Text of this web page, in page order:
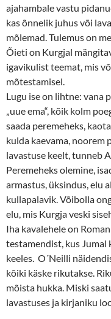
ajahambale vastu
kas õnnelik juhus või
mõlemad. Tulemus on
Õieti on Kurgjal
igavikulist teemat, mis
mõtestamisel.
Lugu ise on lihtne: vana
„uue ema“, kõik kolm
saada peremeheks,
kulda kaevama, noorem
lavastuse keelt, tunneb
Peremeheks olemine,
armastus, üksindus, elu
kullapalavik. Võibolla
elu, mis Kurgja veski
Iha kavalehele on
testamendist, kus Jumal
keeles. O´Neilli
kõiki käske rikutakse.
mõista hukka. Miski
lavastuses ja kirjaniku